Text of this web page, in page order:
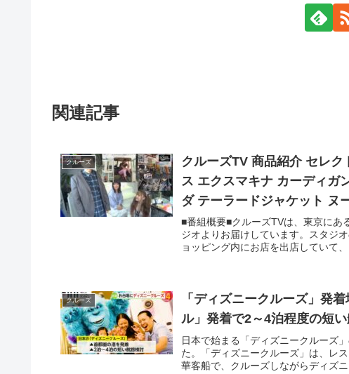
関連記事
クルーズ
クルーズTV 商品紹介 セレ
ス エクスマキナ カーディガ
ダ テーラードジャケット ヌ
■番組概要■クルーズTVは、東京にあ
ジオよりお届けしています。スタジ
ョッピング内にお店を出店していて
クルーズ
「ディズニークルーズ」発
ル」発着で2～4泊程度の短
日本で始まる「ディズニークルーズ
た。「ディズニークルーズ」は、レ
華客船で、クルーズしながらディズ